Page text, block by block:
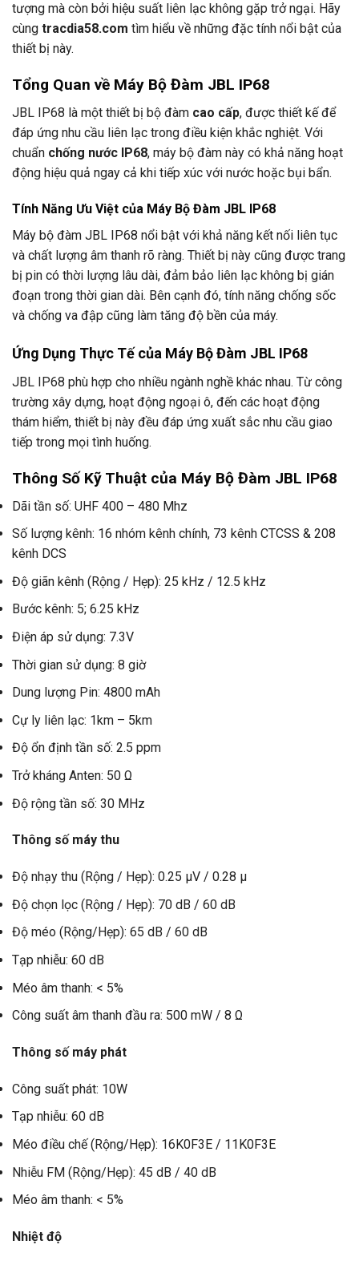
tượng mà còn bởi hiệu suất liên lạc không gặp trở ngại. Hãy
cùng tracdia58.com tìm hiểu về những đặc tính nổi bật của
thiết bị này.
Tổng Quan về Máy Bộ Đàm JBL IP68
JBL IP68 là một thiết bị bộ đàm cao cấp, được thiết kế để
đáp ứng nhu cầu liên lạc trong điều kiện khắc nghiệt. Với
chuẩn chống nước IP68, máy bộ đàm này có khả năng hoạt
động hiệu quả ngay cả khi tiếp xúc với nước hoặc bụi bẩn.
Tính Năng Ưu Việt của Máy Bộ Đàm JBL IP68
Máy bộ đàm JBL IP68 nổi bật với khả năng kết nối liên tục
và chất lượng âm thanh rõ ràng. Thiết bị này cũng được trang
bị pin có thời lượng lâu dài, đảm bảo liên lạc không bị gián
đoạn trong thời gian dài. Bên cạnh đó, tính năng chống sốc
và chống va đập cũng làm tăng độ bền của máy.
Ứng Dụng Thực Tế của Máy Bộ Đàm JBL IP68
JBL IP68 phù hợp cho nhiều ngành nghề khác nhau. Từ công
trường xây dựng, hoạt động ngoại ô, đến các hoạt động
thám hiểm, thiết bị này đều đáp ứng xuất sắc nhu cầu giao
tiếp trong mọi tình huống.
Thông Số Kỹ Thuật của Máy Bộ Đàm JBL IP68
Dãi tần số: UHF 400 – 480 Mhz
Số lượng kênh: 16 nhóm kênh chính, 73 kênh CTCSS & 208
kênh DCS
Độ giãn kênh (Rộng / Hẹp): 25 kHz / 12.5 kHz
Bước kênh: 5; 6.25 kHz
Điện áp sử dụng: 7.3V
Thời gian sử dụng: 8 giờ
Dung lượng Pin: 4800 mAh
Cự ly liên lạc: 1km – 5km
Độ ổn định tần số: 2.5 ppm
Trở kháng Anten: 50 Ω
Độ rộng tần số: 30 MHz
Thông số máy thu
Độ nhạy thu (Rộng / Hẹp): 0.25 µV / 0.28 µ
Độ chọn lọc (Rộng / Hẹp): 70 dB / 60 dB
Độ méo (Rộng/Hẹp): 65 dB / 60 dB
Tạp nhiễu: 60 dB
Méo âm thanh: < 5%
Công suất âm thanh đầu ra: 500 mW / 8 Ω
Thông số máy phát
Công suất phát: 10W
Tạp nhiễu: 60 dB
Méo điều chế (Rộng/Hẹp): 16K0F3E / 11K0F3E
Nhiễu FM (Rộng/Hẹp): 45 dB / 40 dB
Méo âm thanh: < 5%
Nhiệt độ